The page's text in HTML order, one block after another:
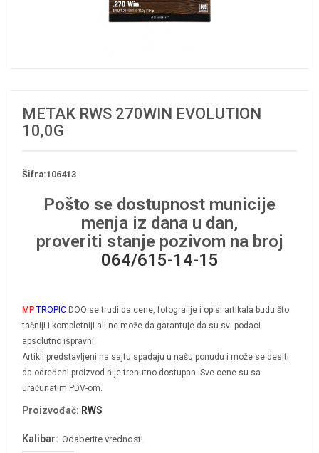
METAK RWS 270WIN EVOLUTION
10,0G
Šifra:106413
Pošto se dostupnost municije
menja iz dana u dan,
proveriti stanje pozivom na broj
064/615-14-15
MP TROPIC DOO se trudi da cene, fotografije i opisi artikala budu što
tačniji i kompletniji ali ne može da garantuje da su svi podaci
apsolutno ispravni.
Artikli predstavljeni na sajtu spadaju u našu ponudu i može se desiti
da određeni proizvod nije trenutno dostupan. Sve cene su sa
uračunatim PDV-om.
Proizvođač: RWS
Kalibar: Odaberite vrednost!